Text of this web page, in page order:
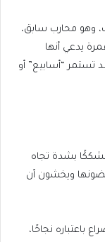
وهو محارب سابق،
يدعي أنها
تستمر “أسابيع” أو
متشككًا بشدة تجاه
ويخشون أن
باعتباره نجاحًا،